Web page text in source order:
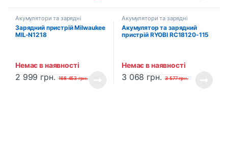
Акумулятори та зарядні
пристрої
Зарядний пристрій Milwaukee
MIL-N1218
Немає в наявності
2 999 грн. 168 453грн.
Акумулятори та зарядні
пристрої
Акумулятор та зарядний
пристрій RYOBI RC18120-115
Немає в наявності
3 068 грн. 3 577грн.